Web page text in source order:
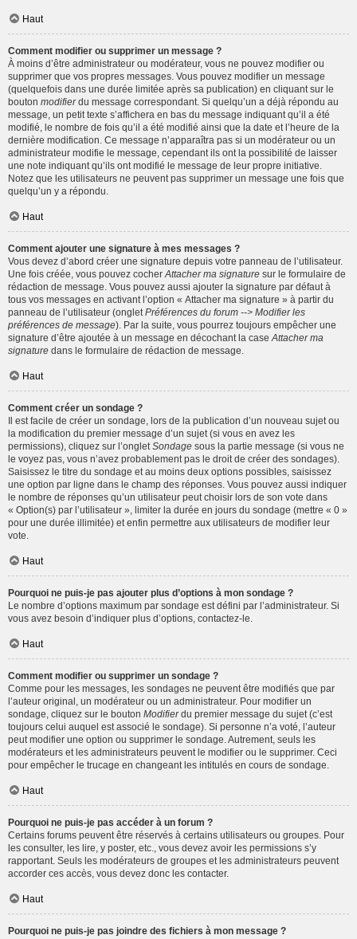
Haut
Comment modifier ou supprimer un message ?
À moins d’être administrateur ou modérateur, vous ne pouvez modifier ou
supprimer que vos propres messages. Vous pouvez modifier un message
(quelquefois dans une durée limitée après sa publication) en cliquant sur le
bouton modifierdu message correspondant. Si quelqu’un a déjà répondu au
message, un petit texte s’affichera en bas du message indiquant qu’il a été
modifié, le nombre de fois qu’il a été modifié ainsi que la date et l’heure de la
dernière modification. Ce message n’apparaîtra pas si un modérateur ou un
administrateur modifie le message, cependant ils ont la possibilité de laisser
une note indiquant qu’ils ont modifié le message de leur propre initiative.
Notez que les utilisateurs ne peuvent pas supprimer un message une fois que
quelqu’un y a répondu.
Haut
Comment ajouter une signature à mes messages ?
Vous devez d’abord créer une signature depuis votre panneau de l’utilisateur.
Une fois créée, vous pouvez cocher Attacher ma signature sur le formulaire de
rédaction de message. Vous pouvez aussi ajouter la signature par défaut à
tous vos messages en activant l’option « Attacher ma signature » à partir du
panneau de l’utilisateur (onglet Préférences du forum --> Modifier les
préférences de message). Par la suite, vous pourrez toujours empêcher une
signature d’être ajoutée à un message en décochant la case Attacher ma
signature dans le formulaire de rédaction de message.
Haut
Comment créer un sondage ?
Il est facile de créer un sondage, lors de la publication d’un nouveau sujet ou
la modification du premier message d’un sujet (si vous en avez les
permissions), cliquez sur l’onglet Sondage sous la partie message (si vous ne
le voyez pas, vous n’avez probablement pas le droit de créer des sondages).
Saisissez le titre du sondage et au moins deux options possibles, saisissez
une option par ligne dans le champ des réponses. Vous pouvez aussi indiquer
le nombre de réponses qu’un utilisateur peut choisir lors de son vote dans
« Option(s) par l’utilisateur », limiter la durée en jours du sondage (mettre « 0 »
pour une durée illimitée) et enfin permettre aux utilisateurs de modifier leur
vote.
Haut
Pourquoi ne puis-je pas ajouter plus d’options à mon sondage ?
Le nombre d’options maximum par sondage est défini par l’administrateur. Si
vous avez besoin d’indiquer plus d’options, contactez-le.
Haut
Comment modifier ou supprimer un sondage ?
Comme pour les messages, les sondages ne peuvent être modifiés que par
l’auteur original, un modérateur ou un administrateur. Pour modifier un
sondage, cliquez sur le bouton Modifierdu premier message du sujet (c’est
toujours celui auquel est associé le sondage). Si personne n’a voté, l’auteur
peut modifier une option ou supprimer le sondage. Autrement, seuls les
modérateurs et les administrateurs peuvent le modifier ou le supprimer. Ceci
pour empêcher le trucage en changeant les intitulés en cours de sondage.
Haut
Pourquoi ne puis-je pas accéder à un forum ?
Certains forums peuvent être réservés à certains utilisateurs ou groupes. Pour
les consulter, les lire, y poster, etc., vous devez avoir les permissions s’y
rapportant. Seuls les modérateurs de groupes et les administrateurs peuvent
accorder ces accès, vous devez donc les contacter.
Haut
Pourquoi ne puis-je pas joindre des fichiers à mon message ?